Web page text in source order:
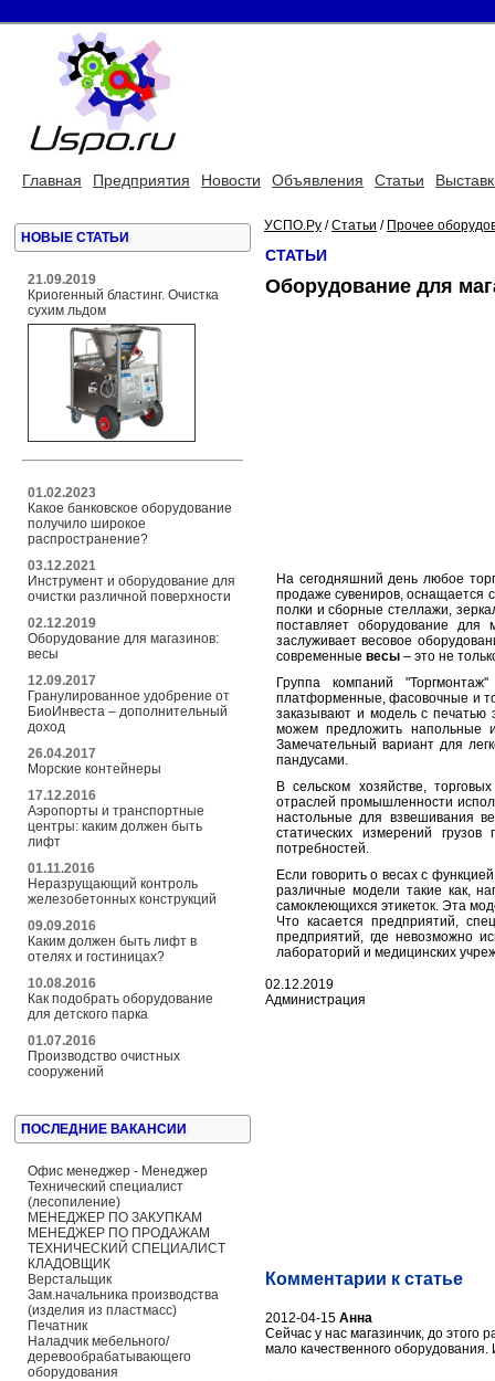
Главная Предприятия Новости Объявления Статьи
НОВЫЕ СТАТЬИ
21.09.2019
Криогенный бластинг. Очистка
сухим льдом
01.02.2023
Какое банковское оборудование
получило широкое
распространение?
03.12.2021
Инструмент и оборудование для
очистки различной поверхности
02.12.2019
Оборудование для магазинов:
весы
12.09.2017
Гранулированное удобрение от
БиоИнвеста – дополнительный
доход
26.04.2017
Морские контейнеры
17.12.2016
Аэропорты и транспортные
центры: каким должен быть
лифт
01.11.2016
Неразрущающий контроль
железобетонных конструкций
09.09.2016
Каким должен быть лифт в
отелях и гостиницах?
10.08.2016
Как подобрать оборудование
для детского парка
01.07.2016
Производство очистных
сооружений
ПОСЛЕДНИЕ ВАКАНСИИ
Офис менеджер - Менеджер
Технический специалист
(лесопиление)
МЕНЕДЖЕР ПО ЗАКУПКАМ
МЕНЕДЖЕР ПО ПРОДАЖАМ
ТЕХНИЧЕСКИЙ СПЕЦИАЛИСТ
КЛАДОВЩИК
Верстальщик
Зам.начальника производства
(изделия из пластмасс)
Печатник
Наладчик мебельного/
деревообрабатывающего
оборудования
УСПО.Ру /Статьи / Прочее
СТАТЬИ
Оборудование для
На сегодняшний день любое
продаже сувениров, оснащается
полки и сборные стеллажи,
поставляет оборудование для
заслуживает весовое
современные весы – это не
Группа компаний
платформенные, фасовочные и
заказывают и модель с
можем предложить напольные
Замечательный вариант для
пандусами.
В сельском хозяйстве,
отраслей промышленности
настольные для взвешивания
статических измерений
потребностей.
Если говорить о весах с
различные модели такие как,
самоклеющихся этикеток. Эта
Что касается предприятий,
предприятий, где невозможно
лабораторий и медицинских
02.12.2019
Администрация
Комментарии к статье
2012-04-15 Анна
Сейчас у нас магазинчик, до этого
мало качественного оборудования.